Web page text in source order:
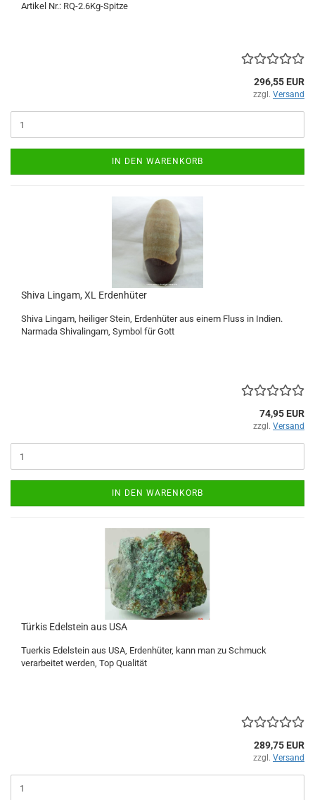
Artikel Nr.: RQ-2.6Kg-Spitze
296,55 EUR
zzgl. Versand
IN DEN WARENKORB
Shiva Lingam, XL Erdenhüter
Shiva Lingam, heiliger Stein, Erdenhüter aus einem Fluss in Indien.
Narmada Shivalingam, Symbol für Gott
74,95 EUR
zzgl. Versand
IN DEN WARENKORB
Türkis Edelstein aus USA
Tuerkis Edelstein aus USA, Erdenhüter, kann man zu Schmuck
verarbeitet werden, Top Qualität
289,75 EUR
zzgl. Versand